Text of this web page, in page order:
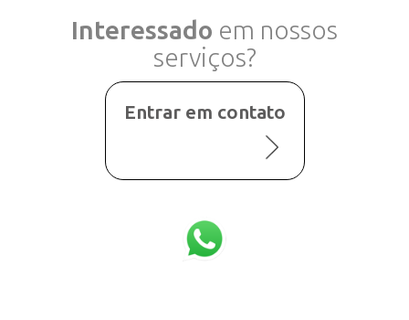
Interessado em nossos
serviços?
Entrar em contato